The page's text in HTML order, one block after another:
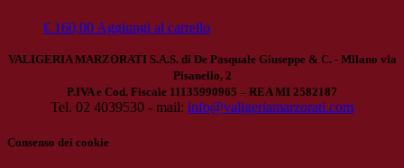
€ 160,00 Aggiungi al carrello
VALIGERIA MARZORATI S.A.S. di De Pasquale Giuseppe & C. - Milano via
Pisanello, 2
P.IVA e Cod. Fiscale 11135990965 – REA MI 2582187
Tel. 02 4039530 - mail: info@valigeriamarzorati.com
Consenso dei cookie